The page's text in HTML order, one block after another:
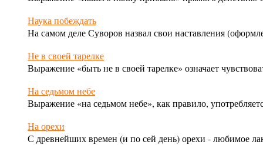
Наука побеждать
На самом деле Суворов назвал свои наставления
Не в своей тарелке
Выражение «быть не в своей тарелке» означает
На седьмом небе
Выражение «на седьмом небе», как правило,
На орехи
С древнейших времен (и по сей день) орехи - любимое